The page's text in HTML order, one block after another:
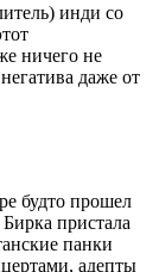
инди со
ничего не
даже от
будто прошел
пристала
панки
адепты